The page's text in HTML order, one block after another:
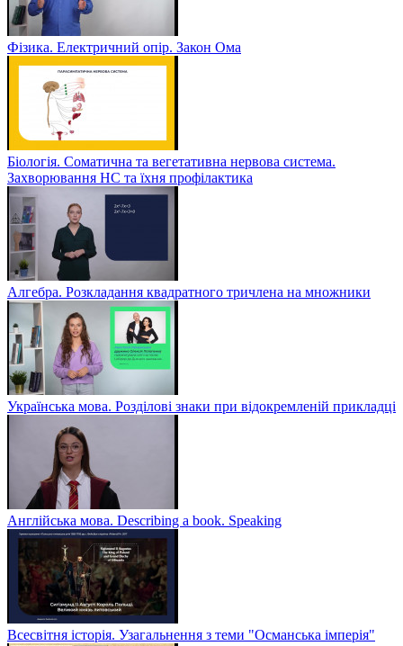
Фізика. Електричний опір. Закон Ома
Біологія. Соматична та вегетативна нервова система.
Захворювання НС та їхня профілактика
Алгебра. Розкладання квадратного тричлена на множники
Українська мова. Розділові знаки при відокремленій прикладці
Англійська мова. Describing a book. Speaking
Всесвітня історія. Узагальнення з теми "Османська імперія"